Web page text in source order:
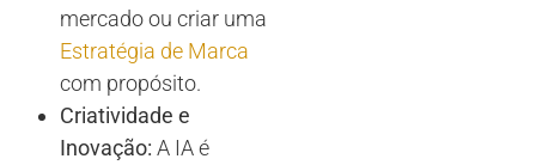
mercado ou criar uma
Estratégia de Marca
com propósito.
Criatividade e
Inovação: A IA é